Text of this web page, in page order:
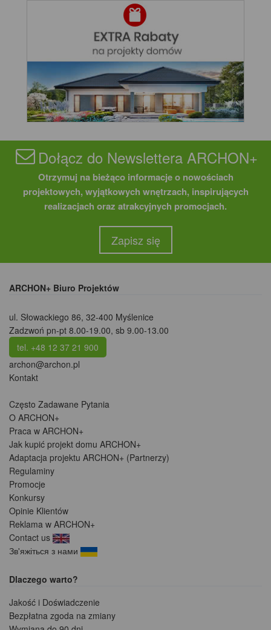
Dołącz do Newslettera ARCHON+
Otrzymuj na bieżąco informacje o nowościach
projektowych, wyjątkowych wnętrzach, inspirujących
realizacjach oraz atrakcyjnych promocjach.
Zapisz się
ARCHON+ Biuro Projektów
ul. Słowackiego 86, 32-400 Myślenice
Zadzwoń pn-pt 8.00-19.00, sb 9.00-13.00
tel. +48 12 37 21 900
archon@archon.pl
Kontakt
Często Zadawane Pytania
O ARCHON+
Praca w ARCHON+
Jak kupić projekt domu ARCHON+
Adaptacja projektu ARCHON+ (Partnerzy)
Regulaminy
Promocje
Konkursy
Opinie Klientów
Reklama w ARCHON+
Contact us
Зв'яжіться з нами
Dlaczego warto?
Jakość i Doświadczenie
Bezpłatna zgoda na zmiany